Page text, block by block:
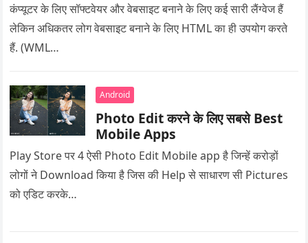
कंप्यूटर के लिए सॉफ्टवेयर और वेबसाइट बनाने के लिए कई सारी लैंग्वेज हैं
लेकिन अधिकतर लोग वेबसाइट बनाने के लिए HTML का ही उपयोग करते
हैं. (WML…
Android
Photo Edit करने के लिए सबसे Best
Mobile Apps
Play Store पर 4 ऐसी Photo Edit Mobile app है जिन्हें करोड़ों
लोगों ने Download किया है जिस की Help से साधारण सी Pictures
को एडिट करके…